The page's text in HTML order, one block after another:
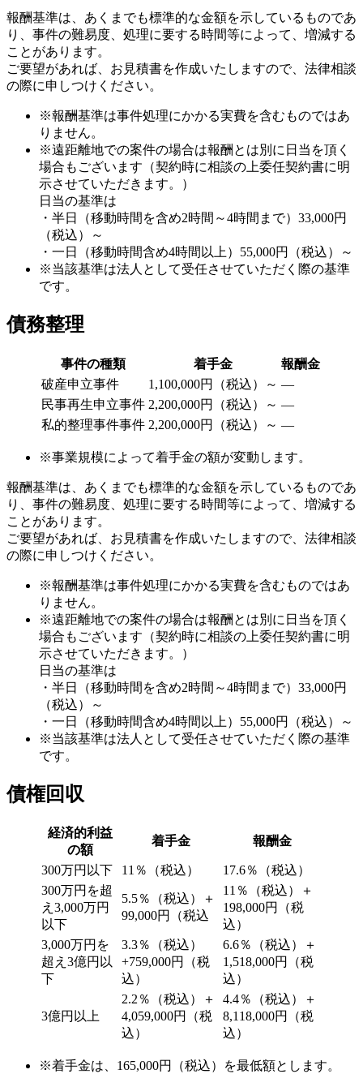
報酬基準は、あくまでも標準的な金額を示しているものであ
り、事件の難易度、処理に要する時間等によって、増減する
ことがあります。
ご要望があれば、お見積書を作成いたしますので、法律相談
の際に申しつけください。
※報酬基準は事件処理にかかる実費を含むものではあ
りません。
※遠距離地での案件の場合は報酬とは別に日当を頂く
場合もございます（契約時に相談の上委任契約書に明
示させていただきます。）
日当の基準は
・半日（移動時間を含め2時間～4時間まで）33,000円
（税込）～
・一日（移動時間含め4時間以上）55,000円（税込）～
※当該基準は法人として受任させていただく際の基準
です。
債務整理
事件の種類 着手金
報酬金
破産申立事件
1,100,000円（税込）～ ―
民事再生申立事件 2,200,000円（税込）～ ―
私的整理事件事件 2,200,000円（税込）～ ―
※事業規模によって着手金の額が変動します。
報酬基準は、あくまでも標準的な金額を示しているものであ
り、事件の難易度、処理に要する時間等によって、増減する
ことがあります。
ご要望があれば、お見積書を作成いたしますので、法律相談
の際に申しつけください。
※報酬基準は事件処理にかかる実費を含むものではあ
りません。
※遠距離地での案件の場合は報酬とは別に日当を頂く
場合もございます（契約時に相談の上委任契約書に明
示させていただきます。）
日当の基準は
・半日（移動時間を含め2時間～4時間まで）33,000円
（税込）～
・一日（移動時間含め4時間以上）55,000円（税込）～
※当該基準は法人として受任させていただく際の基準
です。
債権回収
経済的利益
の額
着手金 報酬金
300万円以下 11％（税込）
17.6％（税込）
300万円を超
え3,000万円
以下
5.5％（税込）＋
99⁩,000円（税込
11％（税込）＋
198,000円（税
込）
3,000万円を
超え3億円以
下
3.3％（税込）
+759,000円（税
込）
6.6％（税込）＋
1,518,000円（税
込）
3億円以上
2.2％（税込）＋
4,059,000円（税
込）
4.4％（税込）＋
8,118,000円（税
込）
※着手金は、165,000円（税込）を最低額とします。